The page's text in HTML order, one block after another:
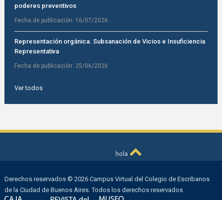
poderes preventivos
Fecha de publicación: 16/07/2026
Representación orgánica. Subsanación de Vicios e Insuficiencia
Representativa
Fecha de publicación: 25/06/2026
Ver todos
hola
Derechos reservados © 2026 Campus Virtual del Colegio de Escribanos
de la Ciudad de Buenos Aires. Todos los derechos reservados